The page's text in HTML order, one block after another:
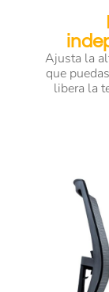
Ajusta la
que
libera la